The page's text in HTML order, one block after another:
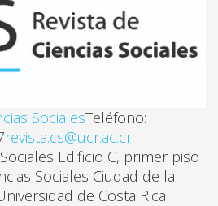
SocialesTeléfono:
revista.cs@ucr.ac.cr
Edificio C, primer piso
Sociales Ciudad de la
de Costa Rica